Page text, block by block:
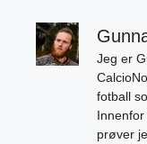
Jeg er
fotball
prøver